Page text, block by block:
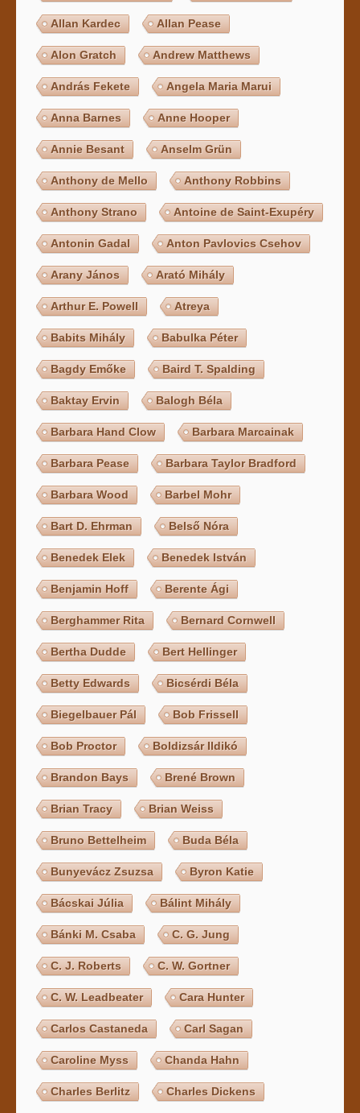
Allan Kardec Allan Pease
Alon Gratch Andrew Matthews
András Fekete Angela Maria Marui
Anna Barnes Anne Hooper
Annie Besant Anselm Grün
Anthony de Mello Anthony Robbins
Anthony Strano Antoine de Saint-Exupéry
Antonin Gadal Anton Pavlovics Csehov
Arany János Arató Mihály
Arthur E. Powell Atreya
Babits Mihály Babulka Péter
Bagdy Emőke Baird T. Spalding
Baktay Ervin Balogh Béla
Barbara Hand Clow Barbara Marcainak
Barbara Pease Barbara Taylor Bradford
Barbara Wood Barbel Mohr
Bart D. Ehrman Belső Nóra
Benedek Elek Benedek István
Benjamin Hoff Berente Ági
Berghammer Rita Bernard Cornwell
Bertha Dudde Bert Hellinger
Betty Edwards Bicsérdi Béla
Biegelbauer Pál Bob Frissell
Bob Proctor Boldizsár Ildikó
Brandon Bays Brené Brown
Brian Tracy Brian Weiss
Bruno Bettelheim Buda Béla
Bunyevácz Zsuzsa Byron Katie
Bácskai Júlia Bálint Mihály
Bánki M. Csaba C. G. Jung
C. J. Roberts C. W. Gortner
C. W. Leadbeater Cara Hunter
Carlos Castaneda Carl Sagan
Caroline Myss Chanda Hahn
Charles Berlitz Charles Dickens